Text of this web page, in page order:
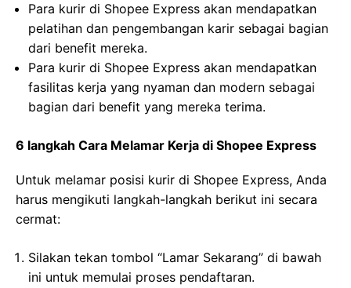
Para kurir di Shopee Express akan mendapatkan
pelatihan dan pengembangan karir sebagai bagian
dari benefit mereka.
Para kurir di Shopee Express akan mendapatkan
fasilitas kerja yang nyaman dan modern sebagai
bagian dari benefit yang mereka terima.
6 langkah Cara Melamar Kerja di Shopee Express
Untuk melamar posisi kurir di Shopee Express, Anda
harus mengikuti langkah-langkah berikut ini secara
cermat:
Silakan tekan tombol “Lamar Sekarang” di bawah
ini untuk memulai proses pendaftaran.